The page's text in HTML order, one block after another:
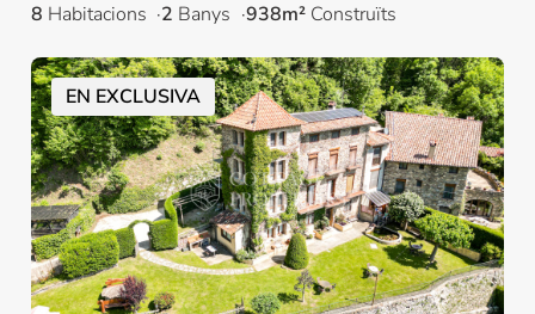
8 Habitacions 2 Banys 938m² Construïts
EN EXCLUSIVA